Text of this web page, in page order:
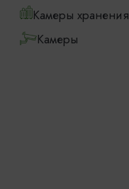
Камеры хранения
Камеры